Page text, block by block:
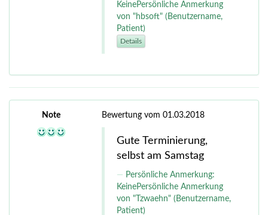
KeinePersönliche Anmerkung
von "hbsoft" (Benutzername,
Patient)
Details
Note Bewertung vom 01.03.2018
Gute Terminierung,
selbst am Samstag
Persönliche Anmerkung:
KeinePersönliche Anmerkung
von "Tzwaehn" (Benutzername,
Patient)